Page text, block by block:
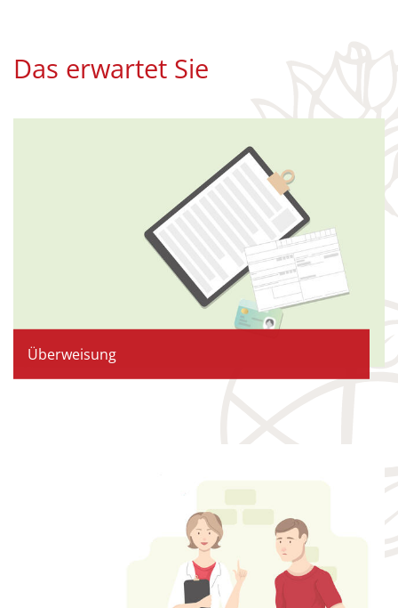
Das erwartet Sie
Überweisung